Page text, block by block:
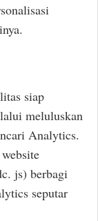
siap
meluluskan
Analytics.
js) berbagi
seputar